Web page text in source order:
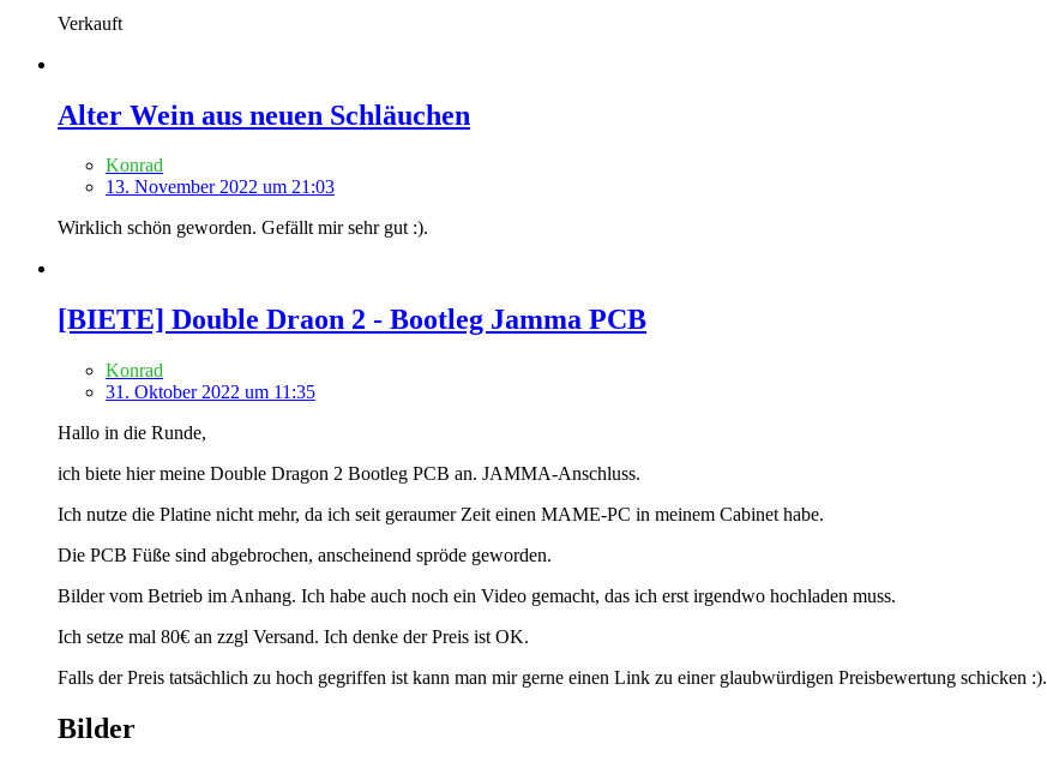
Verkauft
Alter Wein aus neuen Schläuchen
Konrad
13. November 2022 um 21:03
Wirklich schön geworden. Gefällt mir sehr gut :).
[BIETE] Double Draon 2 - Bootleg Jamma PCB
Konrad
31. Oktober 2022 um 11:35
Hallo in die Runde,
ich biete hier meine Double Dragon 2 Bootleg PCB an. JAMMA-Anschluss.
Ich nutze die Platine nicht mehr, da ich seit geraumer Zeit einen MAME-PC in meinem Cabinet habe.
Die PCB Füße sind abgebrochen, anscheinend spröde geworden.
Bilder vom Betrieb im Anhang. Ich habe auch noch ein Video gemacht, das ich erst irgendwo hochladen muss.
Ich setze mal 80€ an zzgl Versand. Ich denke der Preis ist OK.
Falls der Preis tatsächlich zu hoch gegriffen ist kann man mir gerne einen Link zu einer glaubwürdigen Preisbewertung schicken :).
Bilder